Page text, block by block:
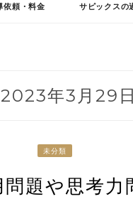
依頼・料金 サピックスの
2023年3月29日
未分類
問題や思考